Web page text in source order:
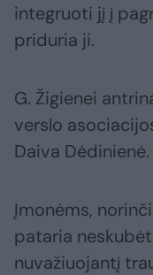
integruoti jį į
priduria ji.
G. Žigienei
verslo
Daiva Dėdinienė.
Įmonėms,
pataria
nuvažiuojantį